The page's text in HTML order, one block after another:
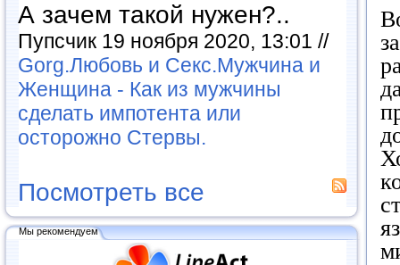
А зачем такой нужен?..
Пупсчик 19 ноября 2020, 13:01 //
Gorg.Любовь и Секс.Мужчина и
Женщина - Как из мужчины
сделать импотента или
осторожно Стервы.
Посмотреть все
Мы рекомендуем